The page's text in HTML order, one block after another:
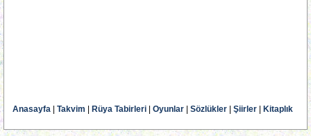
Anasayfa Takvim Rüya Tabirleri Oyunlar Sözlükler Şiirler Kitaplık